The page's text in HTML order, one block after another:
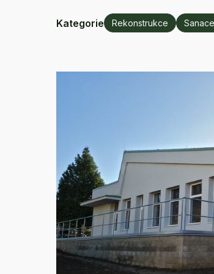
Kategorie Rekonstrukce Sanace